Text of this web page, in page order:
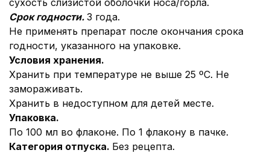
сухость слизистой оболочки носа/горла.
Срок годности. 3 года.
Не применять препарат после окончания срока
годности, указанного на упаковке.
Условия хранения.
Хранить при температуре не выше 25 ºС. Не
замораживать.
Хранить в недоступном для детей месте.
Упаковка.
По 100 мл во флаконе. По 1 флакону в пачке.
Категория отпуска. Без рецепта.